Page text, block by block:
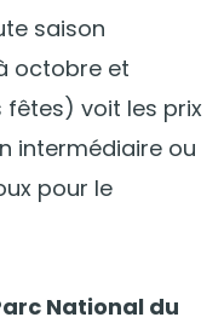
saison
octobre et
voit les prix
intermédiaire ou
pour le
National du